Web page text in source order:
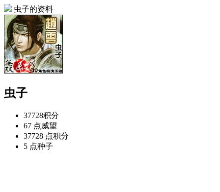
虫子的资料
虫子
37728积分
67 点威望
37728 点积分
5 点种子